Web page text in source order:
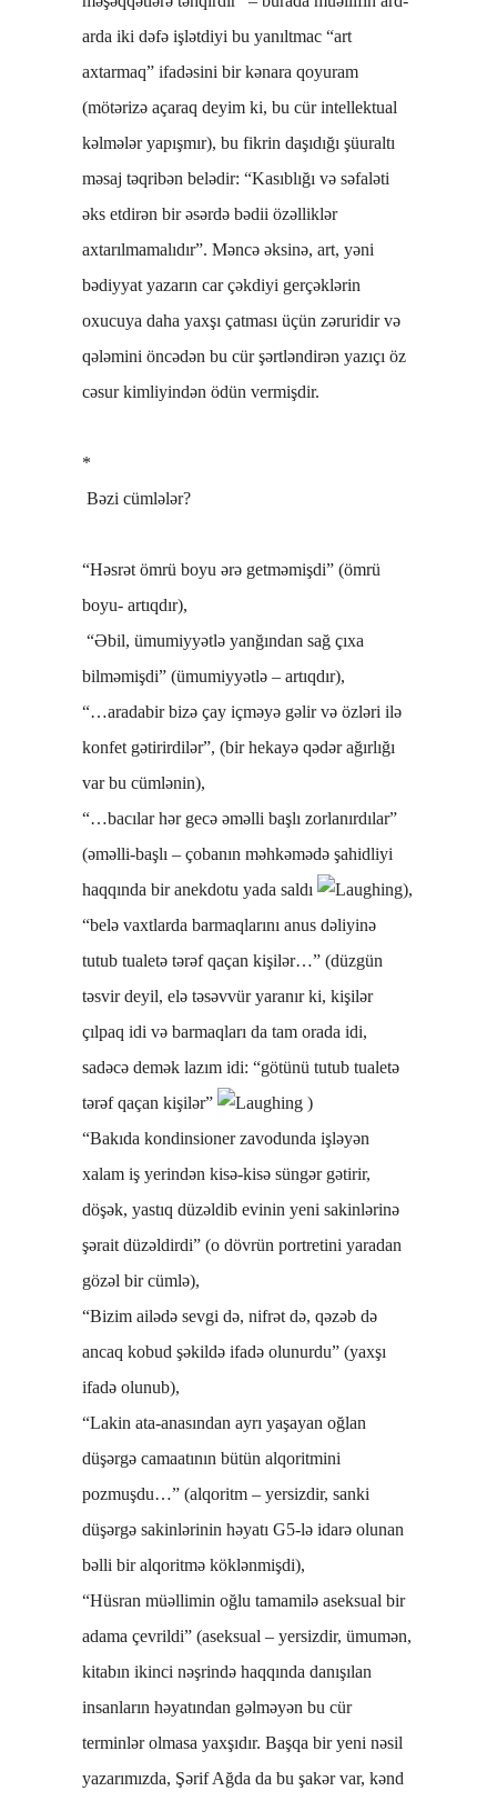
arda iki dəfə işlətdiyi bu yanıltmac “art
axtarmaq” ifadəsini bir kənara qoyuram
(mötərizə açaraq deyim ki, bu cür intellektual
kəlmələr yapışmır), bu fikrin daşıdığı şüuraltı
məsaj təqribən belədir: “Kasıblığı və səfaləti
əks etdirən bir əsərdə bədii özəlliklər
axtarılmamalıdır”. Məncə əksinə, art, yəni
bədiyyat yazarın car çəkdiyi gerçəklərin
oxucuya daha yaxşı çatması üçün zəruridir və
qələmini öncədən bu cür şərtləndirən yazıçı öz
cəsur kimliyindən ödün vermişdir.
*
Bəzi cümlələr?
“Həsrət ömrü boyu ərə getməmişdi” (ömrü
boyu- artıqdır),
“Əbil, ümumiyyətlə yanğından sağ çıxa
bilməmişdi” (ümumiyyətlə – artıqdır),
“…aradabir bizə çay içməyə gəlir və özləri ilə
konfet gətirirdilər”, (bir hekayə qədər ağırlığı
var bu cümlənin),
“…bacılar hər gecə əməlli başlı zorlanırdılar”
(əməlli-başlı – çobanın məhkəmədə şahidliyi
haqqında bir anekdotu yada saldı
),
“belə vaxtlarda barmaqlarını anus dəliyinə
tutub tualetə tərəf qaçan kişilər…” (düzgün
təsvir deyil, elə təsəvvür yaranır ki, kişilər
çılpaq idi və barmaqları da tam orada idi,
sadəcə demək lazım idi: “götünü tutub tualetə
tərəf qaçan kişilər”
)
“Bakıda kondinsioner zavodunda işləyən
xalam iş yerindən kisə-kisə süngər gətirir,
döşək, yastıq düzəldib evinin yeni sakinlərinə
şərait düzəldirdi” (o dövrün portretini yaradan
gözəl bir cümlə),
“Bizim ailədə sevgi də, nifrət də, qəzəb də
ancaq kobud şəkildə ifadə olunurdu” (yaxşı
ifadə olunub),
“Lakin ata-anasından ayrı yaşayan oğlan
düşərgə camaatının bütün alqoritmini
pozmuşdu…” (alqoritm – yersizdir, sanki
düşərgə sakinlərinin həyatı G5-lə idarə olunan
bəlli bir alqoritmə köklənmişdi),
“Hüsran müəllimin oğlu tamamilə aseksual bir
adama çevrildi” (aseksual – yersizdir, ümumən,
kitabın ikinci nəşrində haqqında danışılan
insanların həyatından gəlməyən bu cür
terminlər olmasa yaxşıdır. Başqa bir yeni nəsil
yazarımızda, Şərif Ağda da bu şakər var, kənd